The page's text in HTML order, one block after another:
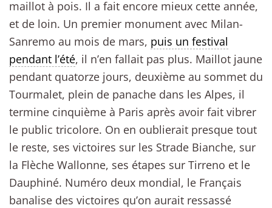
maillot à pois. Il a fait encore mieux cette année,
et de loin. Un premier monument avec Milan-
Sanremo au mois de mars, puis un festival
pendant l’été, il n’en fallait pas plus. Maillot jaune
pendant quatorze jours, deuxième au sommet du
Tourmalet, plein de panache dans les Alpes, il
termine cinquième à Paris après avoir fait vibrer
le public tricolore. On en oublierait presque tout
le reste, ses victoires sur les Strade Bianche, sur
la Flèche Wallonne, ses étapes sur Tirreno et le
Dauphiné. Numéro deux mondial, le Français
banalise des victoires qu’on aurait ressassé